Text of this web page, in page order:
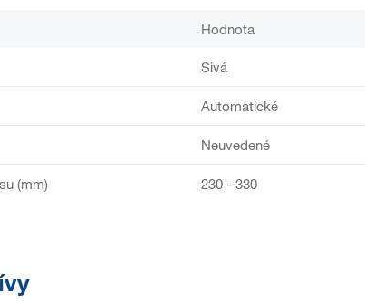
Hodnota
Sivá
Automatické
Neuvedené
(mm) 230 - 330